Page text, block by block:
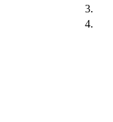
3.
4.